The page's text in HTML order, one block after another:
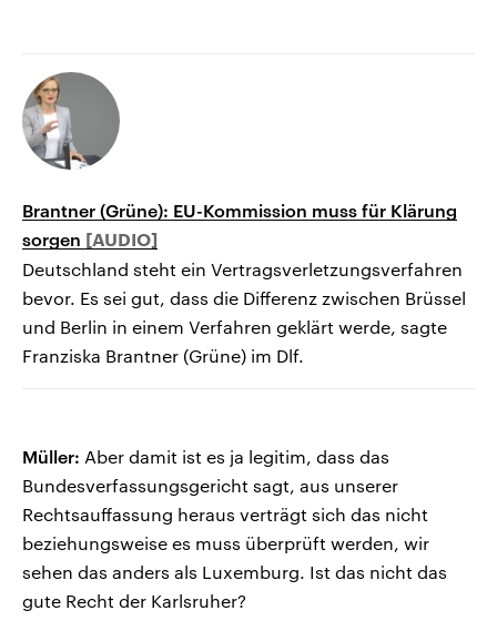
Brantner (Grüne): EU-Kommission muss für Klärung
sorgen
Deutschland steht ein Vertragsverletzungsverfahren
bevor. Es sei gut, dass die Differenz zwischen Brüssel
und Berlin in einem Verfahren geklärt werde, sagte
Franziska Brantner (Grüne) im Dlf.
Müller: Aber damit ist es ja legitim, dass das
Bundesverfassungsgericht sagt, aus unserer
Rechtsauffassung heraus verträgt sich das nicht
beziehungsweise es muss überprüft werden, wir
sehen das anders als Luxemburg. Ist das nicht das
gute Recht der Karlsruher?